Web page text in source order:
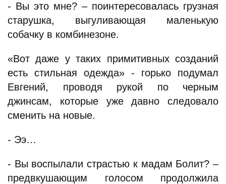
- Вы это мне? – поинтересовалась грузная
старушка, выгуливающая маленькую
собачку в комбинезоне.
«Вот даже у таких примитивных созданий
есть стильная одежда» - горько подумал
Евгений, проводя рукой по черным
джинсам, которые уже давно следовало
сменить на новые.
- Ээ…
- Вы воспылали страстью к мадам Болит? –
предвкушающим голосом продолжила